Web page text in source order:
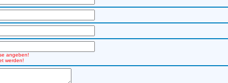
angeben!
werden!